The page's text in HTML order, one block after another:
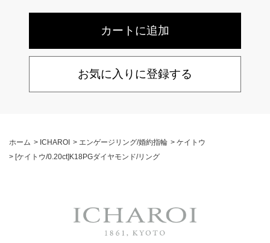
お気に入りに登録する
ホーム > ICHAROI > エンゲージリング/婚約指輪 > ケイトウ
> [ケイトウ/0.20ct]K18PGダイヤモンド/リング